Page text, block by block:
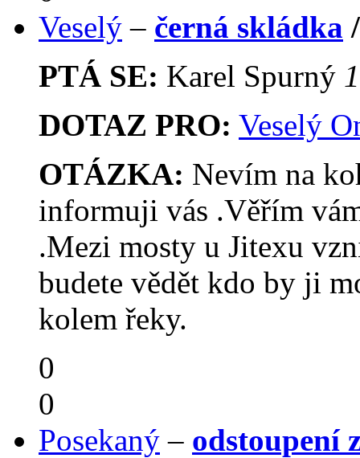
Veselý – černá skládka
PTÁ SE: Karel Spurný
DOTAZ PRO: Veselý
OTÁZKA: Nevím na
informuji vás .Věřím
.Mezi mosty u Jitexu
budete vědět kdo by ji
kolem řeky.
0
0
Posekaný – odstoupení